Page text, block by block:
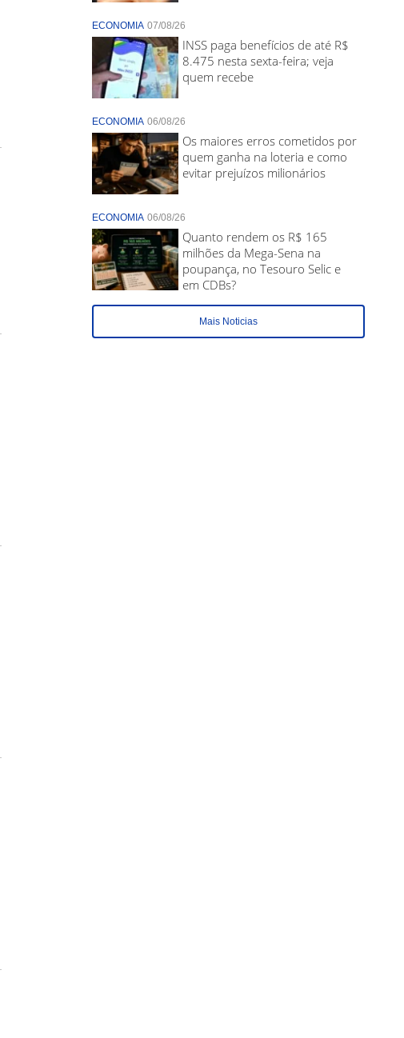
ECONOMIA 07/08/26
INSS paga benefícios de até R$
8.475 nesta sexta-feira; veja
quem recebe
ECONOMIA 06/08/26
Os maiores erros cometidos por
quem ganha na loteria e como
evitar prejuízos milionários
ECONOMIA 06/08/26
Quanto rendem os R$ 165
milhões da Mega-Sena na
poupança, no Tesouro Selic e
em CDBs?
Mais Noticias